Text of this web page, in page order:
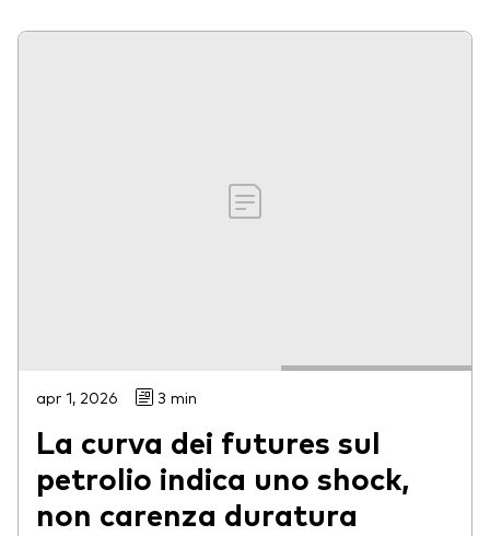
apr 1, 2026 3 min
La curva dei futures sul
petrolio indica uno shock,
non carenza duratura